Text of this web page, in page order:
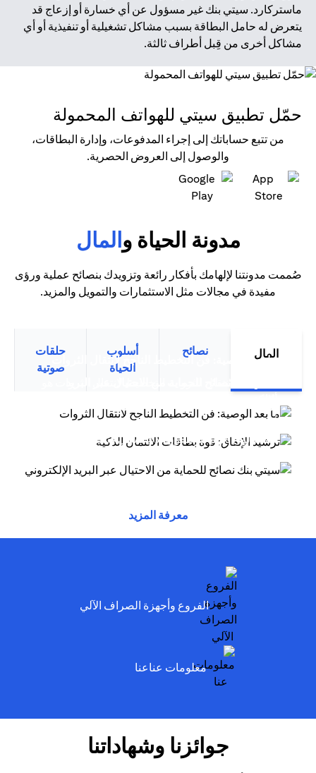
ماستركارد. سيتي بنك غير مسؤول عن أي خسارة أو إزعاج قد
يتعرض له حامل البطاقة بسبب مشاكل تشغيلية أو تنفيذية أو أي
مشاكل أخرى من قِبل أطراف ثالثة.
حمّل تطبيق سيتي للهواتف المحمولة
من تتبع حساباتك إلى إجراء المدفوعات، وإدارة البطاقات،
والوصول إلى العروض الحصرية.
مدونة الحياة و المال
صُممت مدونتنا لإلهامك بأفكار رائعة وتزويدك بنصائح عملية ورؤى
مفيدة في مجالات مثل الاستثمارات والتمويل والمزيد.
المال نصائح
أسلوب
الحياة
حلقات
صوتية
ما بعد الوصية: فن التخطيط الناجح لانتقال الثروات (opens in a new tab)
التخطيط لانتقال الثروات التخطيط لانتقال الثروات هو
ترشيد الإنفاق: قوة بطاقات الائتمان الذكية
سيتي بنك نصائح للحماية من الاحتيال عبر البريد
أسلوب الاحتيال عبر البريد الإلكتروني يتظاهر
المحتالون بأنهم موظفون لدى سيتي وسيخبرونك أنه
معرفة المزيد
الفروع وأجهزة الصراف الآلي
معلومات عناعنا
جوائزنا وشهاداتنا